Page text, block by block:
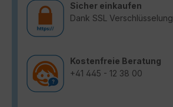
Sicher einkaufen
Dank SSL Verschlüsselung
Kostenfreie Beratung
+41 445 - 12 38 00